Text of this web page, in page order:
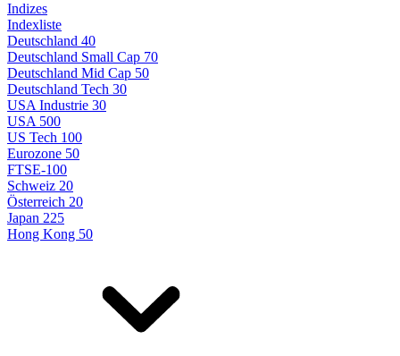
Indizes
Indexliste
Deutschland 40
Deutschland Small Cap 70
Deutschland Mid Cap 50
Deutschland Tech 30
USA Industrie 30
USA 500
US Tech 100
Eurozone 50
FTSE-100
Schweiz 20
Österreich 20
Japan 225
Hong Kong 50